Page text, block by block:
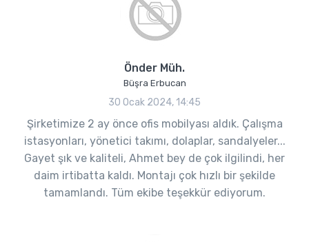
Önder Müh.
Büşra Erbucan
30 Ocak 2024, 14:45
Şirketimize 2 ay önce ofis mobilyası aldık. Çalışma
istasyonları, yönetici takımı, dolaplar, sandalyeler...
Gayet şık ve kaliteli, Ahmet bey de çok ilgilindi, her
daim irtibatta kaldı. Montajı çok hızlı bir şekilde
tamamlandı. Tüm ekibe teşekkür ediyorum.